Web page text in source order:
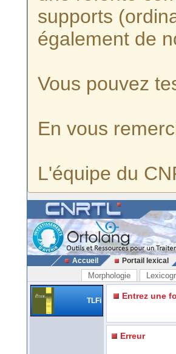
supports
également de
Vous pouvez
En vous
L'équipe du
Accueil Portail lexical
Morphologie
TLFi Entrez une
Erreur